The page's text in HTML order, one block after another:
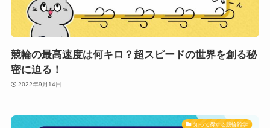
競輪の最高速度は何キロ？超スピードの世界を創る秘
密に迫る！
2022年9月14日
知って得する競輪雑学